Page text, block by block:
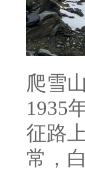
爬雪
1935
征路
常，